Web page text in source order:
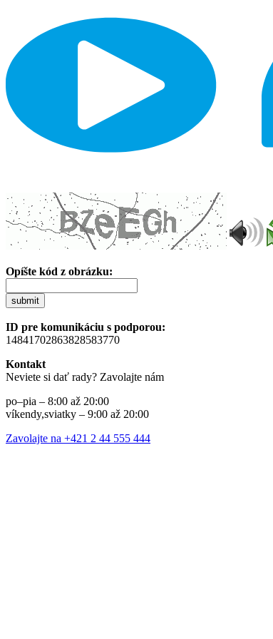
Opíšte kód z obrázku:
submit
ID pre komunikáciu s podporou:
14841702863828583770
Kontakt
Neviete si dať rady? Zavolajte nám
po–pia – 8:00 až 20:00
víkendy,sviatky – 9:00 až 20:00
Zavolajte na +421 2 44 555 444